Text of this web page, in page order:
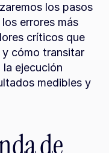
los pasos
errores más
críticos que
cómo transitar
ejecución
medibles y